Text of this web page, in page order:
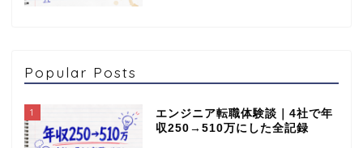
Popular Posts
1
エンジニア転職体験談｜4社で年
収250→510万にした全記録